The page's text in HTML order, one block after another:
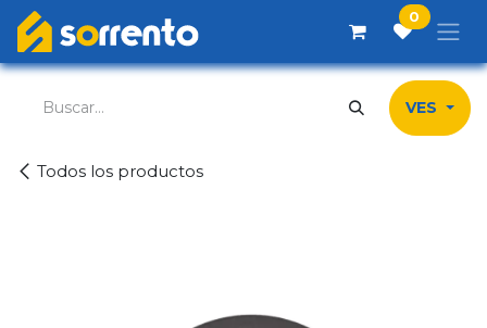
Ir al contenido 0
Todos los productos
VES